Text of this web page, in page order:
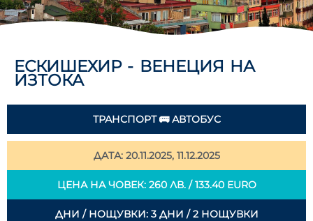
ЕСКИШЕХИР - ВЕНЕЦИЯ НА
ИЗТОКА
ТРАНСПОРТ 🚌 АВТОБУС
ДАТА: 20.11.2025, 11.12.2025
ЦЕНА НА ЧОВЕК: 260 ЛВ. / 133.40 EURO
ДНИ / НОЩУВКИ: 3 ДНИ / 2 НОЩУВКИ